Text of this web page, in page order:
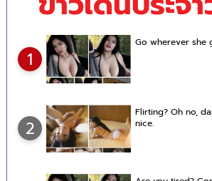
1
Go wherever she
2
Flirting? Oh no,
nice.